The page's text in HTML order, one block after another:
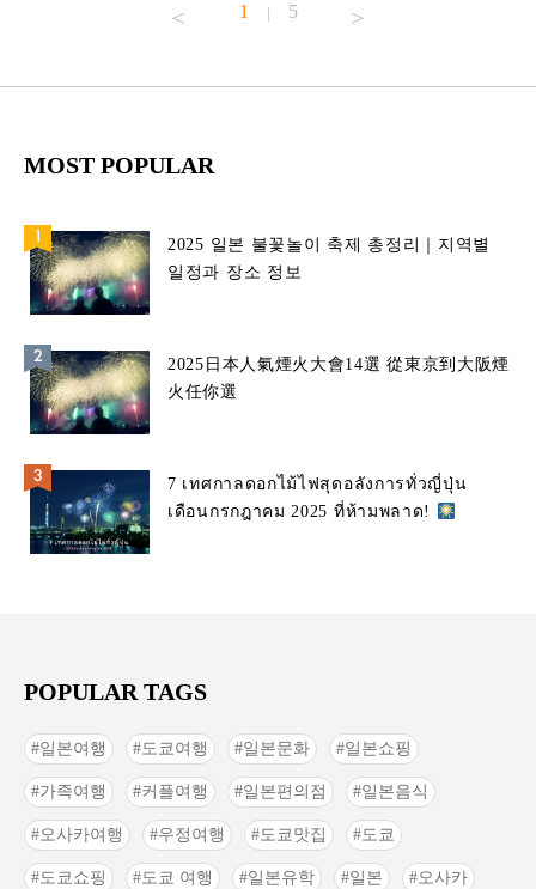
1 | 5
MOST POPULAR
2025 일본 불꽃놀이 축제 총정리｜지역별
일정과 장소 정보
2025日本人氣煙火大會14選 從東京到大阪煙
火任你選
7 เทศกาลดอกไม้ไฟสุดอลังการทั่วญี่ปุ่น
เดือนกรกฎาคม 2025 ที่ห้ามพลาด!
POPULAR TAGS
일본여행 도쿄여행 일본문화 일본쇼핑
가족여행 커플여행 일본편의점 일본음식
오사카여행 우정여행 도쿄맛집 도쿄
도쿄쇼핑 도쿄 여행 일본유학 일본 오사카